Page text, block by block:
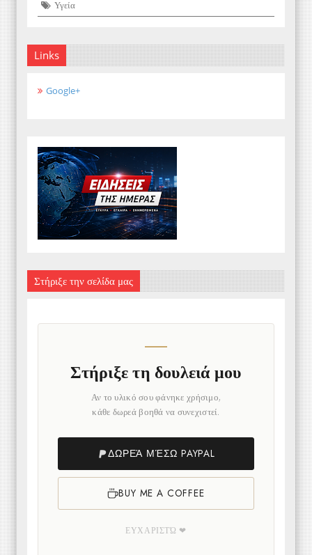
Υγεία
Links
Google+
Στήριξε την σελίδα μας
Στήριξε τη δουλειά μου
Αν το υλικό σου φάνηκε χρήσιμο,
κάθε δωρεά βοηθά να συνεχιστεί.
ΔΩΡΕΆ ΜΈΣΩ PAYPAL
BUY ME A COFFEE
ΕΥΧΑΡΙΣΤΏ ❤